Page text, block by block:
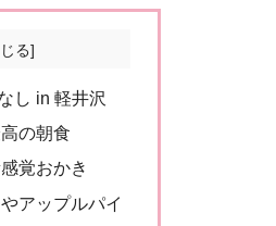
し in 軽井沢
の朝食
覚おかき
アップルパイ